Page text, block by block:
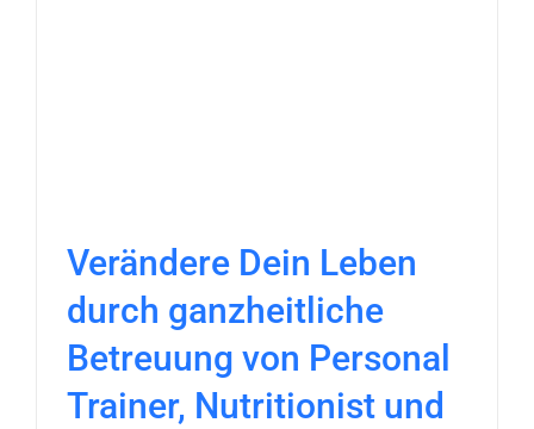
Verändere Dein Leben
durch ganzheitliche
Betreuung von Personal
Trainer, Nutritionist und